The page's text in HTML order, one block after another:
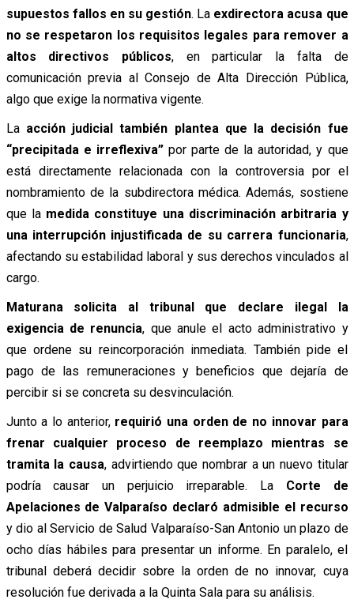
supuestos fallos en su gestión. La exdirectora acusa que
no se respetaron los requisitos legales para remover a
altos directivos públicos, en particular la falta de
comunicación previa al Consejo de Alta Dirección Pública,
algo que exige la normativa vigente.
Laacción judicial también plantea que la decisión fue
“precipitada e irreflexiva”por parte de la autoridad, y que
está directamente relacionada con la controversia por el
nombramiento de la subdirectora médica. Además, sostiene
que la medida constituye una discriminación arbitraria y
una interrupción injustificada de su carrera funcionaria,
afectando su estabilidad laboral y sus derechos vinculados al
cargo.
Maturana solicita al tribunal que declare ilegal la
exigencia de renuncia, que anule el acto administrativo y
que ordene su reincorporación inmediata. También pide el
pago de las remuneraciones y beneficios que dejaría de
percibir si se concreta su desvinculación.
Junto a lo anterior, requirió una orden de no innovar para
frenar cualquier proceso de reemplazo mientras se
tramita la causa, advirtiendo que nombrar a un nuevo titular
podría causar un perjuicio irreparable. La Corte de
Apelaciones de Valparaíso declaró admisible el recurso
y dio al Servicio de Salud Valparaíso-San Antonio un plazo de
ocho días hábiles para presentar un informe. En paralelo, el
tribunal deberá decidir sobre la orden de no innovar, cuya
resolución fue derivada a la Quinta Sala para su análisis.